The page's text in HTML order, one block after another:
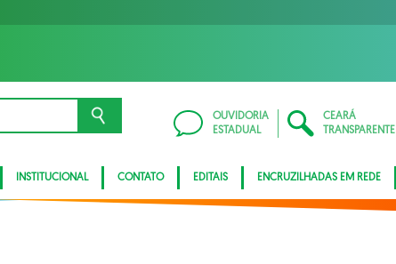
OUVIDORIA
ESTADUAL
CEARÁ
TRANSPARENTE
INSTITUCIONAL CONTATO EDITAIS ENCRUZILHADAS EM REDE